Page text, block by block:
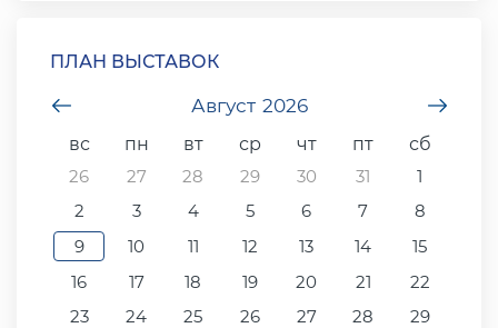
ПЛАН ВЫСТАВОК
Август 2026
вс
пн вт ср чт пт
сб
26
27 28 29 30 31
1
2
3 4 5 6 7
8
9
10 11 12 13 14
15
16
17 18 19 20 21
22
23
24 25 26 27 28
29